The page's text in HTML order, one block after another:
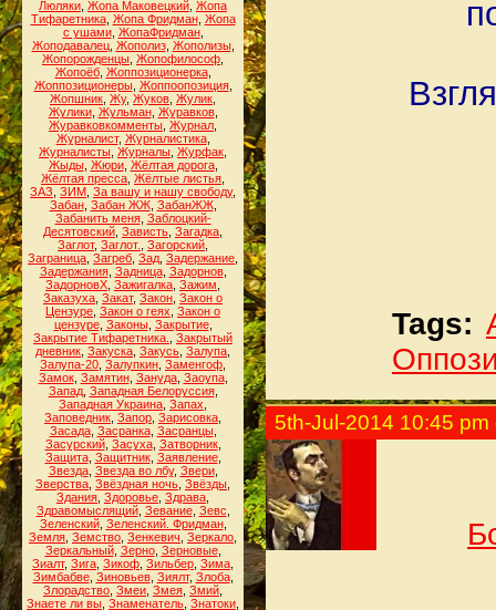
Люляки Жопа Маковецкий Жопа
Тифаретника, Жопа Фридман, Жопа
с ушами, ЖопаФридман,
Жоподавалец, Жополиз, Жополизы,
Жопорожденцы Жопофилософ
Жопоёб, Жоппозиционерка,
Жоппозиционеры, Жоппоопозиция,
Жопшник Жу, Жуков Жулик
Жулики, Жульман, Журавков,
Журавковкомменты Журнал
Журналист, Журналистика,
Журналисты Журналы Журфак
Жыды, Жюри, Жёлтая дорога,
Жёлтая пресса Жёлтые листья
ЗАЗ ЗИМ За вашу и нашу свободу,
Забан, Забан ЖЖ, ЗабанЖЖ,
Забанить меня, Заблоцкий-
Десятовский Зависть Загадка
Заглот, Заглот. Загорский
Заграница Загреб Зад Задержание
Задержания, Задница, Задорнов,
ЗадорновХ Зажигалка Зажим
Заказуха Закат, Закон Закон о
Цензуре Закон о геях Закон о
цензуре, Законы, Закрытие,
Закрытие Тифаретника.
Закрытый
дневник Закуска Закусь Залупа
Залупа-20 Залупкин Заменгоф
Замок, Замятин, Зануда, Заоупа,
Запад, Западная Белоруссия,
Западная Украина Запах
Заповедник Запор Зарисовка
Засада, Засранка, Засранцы,
Засурский, Засуха, Затворник,
Защита, Защитник, Заявление,
Звезда, Звезда во лбу, Звери,
Зверства Звёздная ночь Звёзды
Здания Здоровье Здрава
Здравомыслящий, Зевание, Зевс
Зеленский, Зеленский. Фридман,
Земля Земство Зенкевич Зеркало
Зеркальный, Зерно, Зерновые,
Зиалт, Зига Зикоф Зильбер Зима
Зимбабве, Зиновьев, Зиялт, Злоба,
Злорадство Змеи Змея Змий
Знаете ли вы Знаменатель Знатоки
Tags:
5th-Jul-2014 10:45 pm